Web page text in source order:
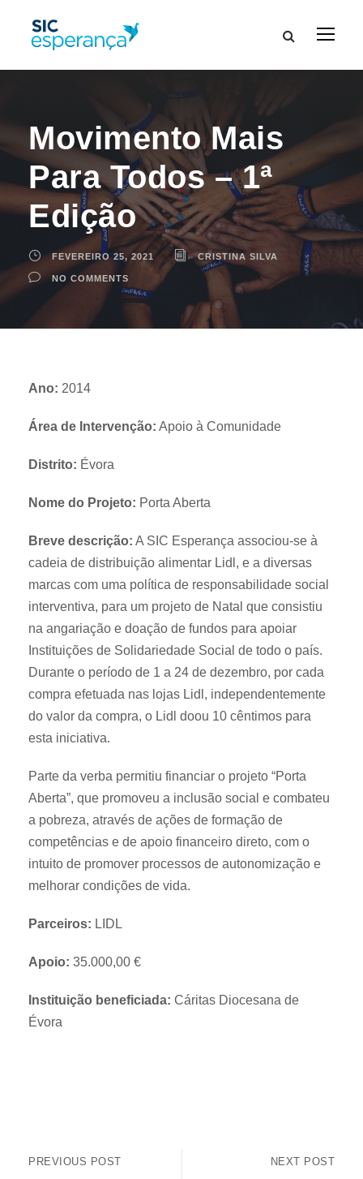
Movimento Mais
Para Todos – 1ª
Edição
FEVEREIRO 25, 2021 CRISTINA SILVA
NO COMMENTS
Ano: 2014
Área de Intervenção: Apoio à Comunidade
Distrito: Évora
Nome do Projeto: Porta Aberta
Breve descrição: A SIC Esperança associou-se à
cadeia de distribuição alimentar Lidl, e a diversas
marcas com uma política de responsabilidade social
interventiva, para um projeto de Natal que consistiu
na angariação e doação de fundos para apoiar
Instituições de Solidariedade Social de todo o país.
Durante o período de 1 a 24 de dezembro, por cada
compra efetuada nas lojas Lidl, independentemente
do valor da compra, o Lidl doou 10 cêntimos para
esta iniciativa.
Parte da verba permitiu financiar o projeto “Porta
Aberta”, que promoveu a inclusão social e combateu
a pobreza, através de ações de formação de
competências e de apoio financeiro direto, com o
intuito de promover processos de autonomização e
melhorar condições de vida.
Parceiros: LIDL
Apoio: 35.000,00 €
Instituição beneficiada: Cáritas Diocesana de
Évora
PREVIOUS POST NEXT POST